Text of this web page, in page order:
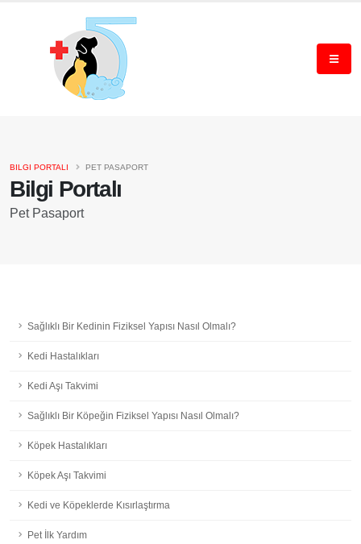
Bilgi Portalı
Pet Pasaport
BILGI PORTALI PET PASAPORT
Sağlıklı Bir Kedinin Fiziksel Yapısı Nasıl Olmalı?
Kedi Hastalıkları
Kedi Aşı Takvimi
Sağlıklı Bir Köpeğin Fiziksel Yapısı Nasıl Olmalı?
Köpek Hastalıkları
Köpek Aşı Takvimi
Kedi ve Köpeklerde Kısırlaştırma
Pet İlk Yardım